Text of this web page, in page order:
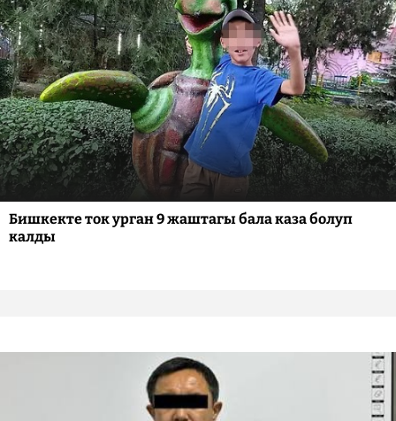
Бишкекте ток урган 9 жаштагы бала каза болуп
калды